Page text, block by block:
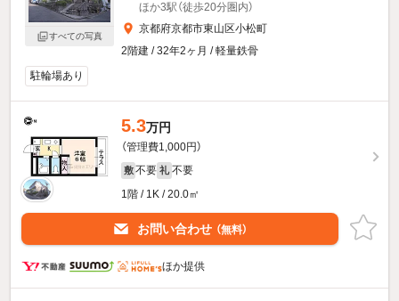
すべての写真
ほか3駅（徒歩20分圏内）
京都府京都市東山区小松町
2階建 / 32年2ヶ月 / 軽量鉄骨
駐輪場あり
5.3万円
（管理費1,000円）
敷 不要 礼 不要
1階 / 1K / 20.0㎡
お問い合わせ （無料）
ほか提供